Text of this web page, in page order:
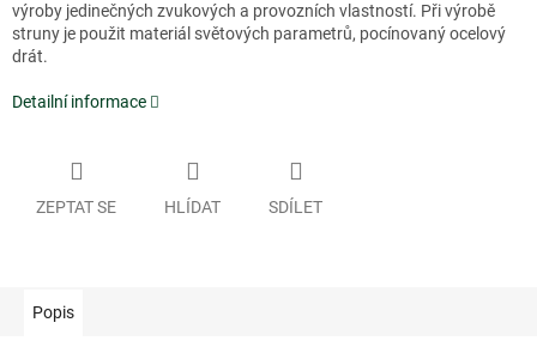
výroby jedinečných zvukových a provozních vlastností. Při výrobě
struny je použit materiál světových parametrů, pocínovaný ocelový
drát.
Detailní informace
ZEPTAT SE HLÍDAT SDÍLET
Popis